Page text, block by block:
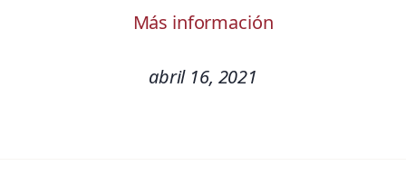
Más información
abril 16, 2021